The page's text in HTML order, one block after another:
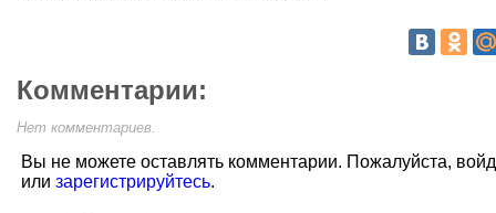
Комментарии:
Нет комментариев.
Вы не можете оставлять комментарии. Пожалуйста,
или зарегистрируйтесь.